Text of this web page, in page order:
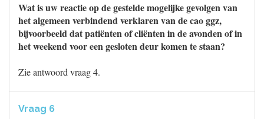
Wat is uw reactie op de gestelde mogelijke gevolgen van
het algemeen verbindend verklaren van de cao ggz,
bijvoorbeeld dat patiënten of cliënten in de avonden of in
het weekend voor een gesloten deur komen te staan?
Zie antwoord vraag 4.
Vraag 6